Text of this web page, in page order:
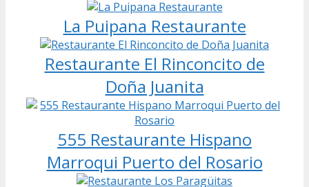
La Puipana Restaurante
Restaurante El Rinconcito de
Doña Juanita
555 Restaurante Hispano
Marroqui Puerto del Rosario